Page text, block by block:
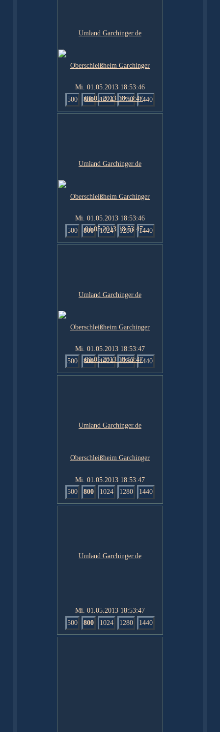
Mi. 01.05.2013 18:53:46
500
800 1024 1280 1440
Mi. 01.05.2013 18:53:46
500
800 1024 1280 1440
Mi. 01.05.2013 18:53:47
500
800 1024 1280 1440
Mi. 01.05.2013 18:53:47
500
800 1024 1280 1440
Mi. 01.05.2013 18:53:47
500
800 1024 1280 1440